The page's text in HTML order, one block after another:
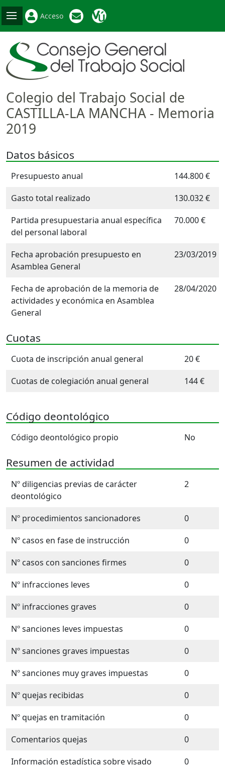
Acceso
Colegio del Trabajo Social de
CASTILLA-LA MANCHA - Memoria
2019
Datos básicos
Presupuesto anual
144.800 €
Gasto total realizado
130.032 €
Partida presupuestaria anual específica
del personal laboral
70.000 €
Fecha aprobación presupuesto en
Asamblea General
23/03/2019
Fecha de aprobación de la memoria de
actividades y económica en Asamblea
General
28/04/2020
Cuotas
Cuota de inscripción anual general
20 €
Cuotas de colegiación anual general
144 €
Código deontológico
Código deontológico propio No
Resumen de actividad
Nº diligencias previas de carácter
deontológico
2
Nº procedimientos sancionadores
0
Nº casos en fase de instrucción
0
Nº casos con sanciones firmes
0
Nº infracciones leves
0
Nº infracciones graves
0
Nº sanciones leves impuestas
0
Nº sanciones graves impuestas
0
Nº sanciones muy graves impuestas
0
Nº quejas recibidas
0
Nº quejas en tramitación
0
Comentarios quejas
0
Información estadística sobre visado
0